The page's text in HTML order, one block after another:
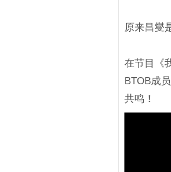
原来昌燮
在节目《
BTOB成
共鸣！